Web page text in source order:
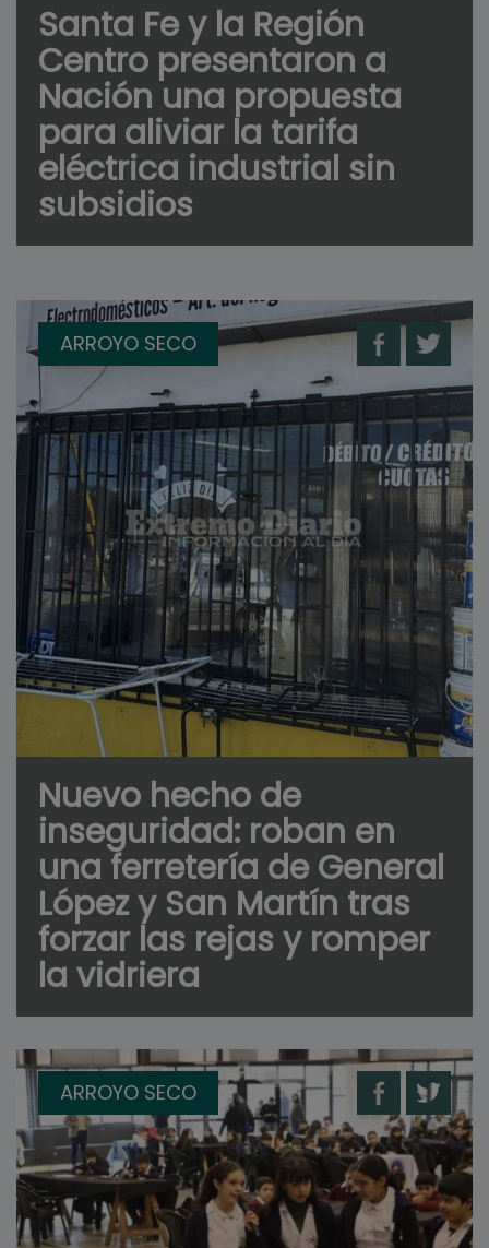
Santa Fe y la Región
Centro presentaron a
Nación una propuesta
para aliviar la tarifa
eléctrica industrial sin
subsidios
ARROYO SECO
Nuevo hecho de
inseguridad: roban en
una ferretería de General
López y San Martín tras
forzar las rejas y romper
la vidriera
ARROYO SECO